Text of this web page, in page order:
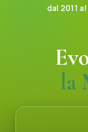
dal 2011
la